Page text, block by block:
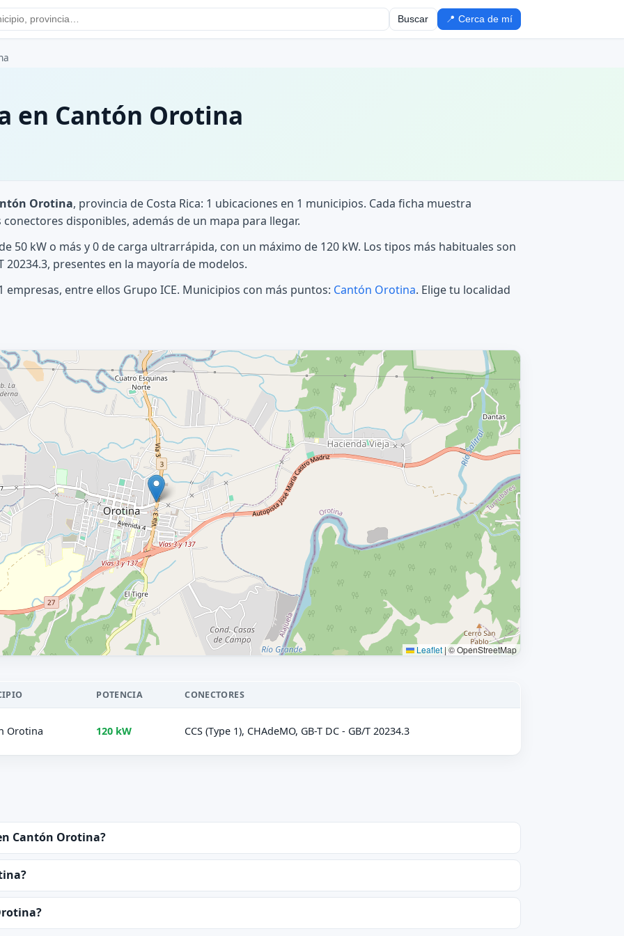
Buscar 📍 Cerca de mí
en Cantón Orotina
Orotina, provincia de Costa Rica: 1 ubicaciones en 1 municipios. Cada ficha muestra
disponibles, además de un mapa para llegar.
50 kW o más y 0 de carga ultrarrápida, con un máximo de 120 kW. Los tipos más habituales son
20234.3, presentes en la mayoría de modelos.
entre ellos Grupo ICE. Municipios con más puntos: Cantón Orotina. Elige tu localidad
Leaflet | © OpenStreetMap
POTENCIA CONECTORES
Orotina 120 kW CCS (Type 1), CHAdeMO, GB-T DC - GB/T 20234.3
Cantón Orotina?